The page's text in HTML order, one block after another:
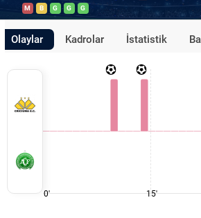
M B G G G
Olaylar Kadrolar İstatistik
0' 15'